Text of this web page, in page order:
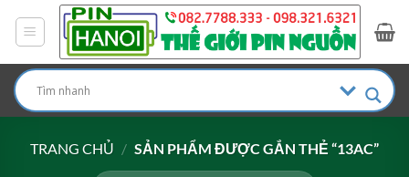
dung
TRANG CHỦ / SẢN PHẨM ĐƯỢC GẮN THẺ “13AC”